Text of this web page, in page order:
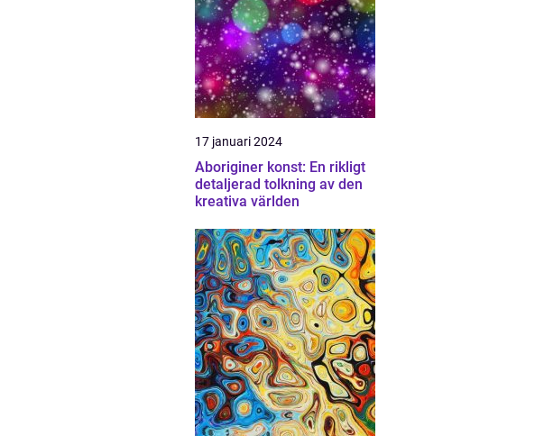
17 januari 2024
Aboriginer konst: En rikligt
detaljerad tolkning av den
kreativa världen